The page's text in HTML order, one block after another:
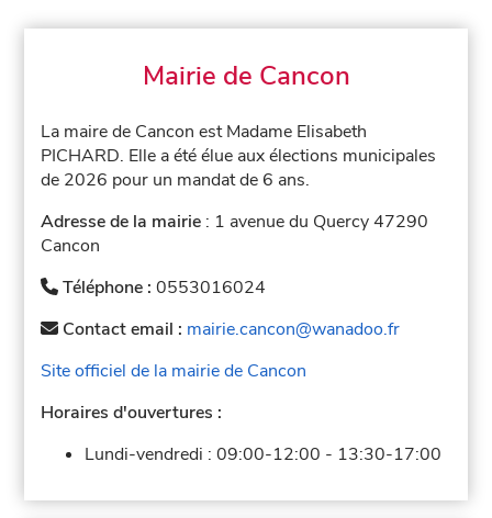
Mairie de Cancon
La maire de Cancon est Madame Elisabeth
PICHARD. Elle a été élue aux élections municipales
de 2026 pour un mandat de 6 ans.
Adresse de la mairie : 1 avenue du Quercy 47290
Cancon
Téléphone :0553016024
Contact email : mairie.cancon@wanadoo.fr
Site officiel de la mairie de Cancon
Horaires d'ouvertures :
Lundi-vendredi :09:00-12:00 - 13:30-17:00